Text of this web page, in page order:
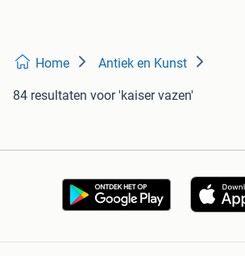
Home Antiek en Kunst
84 resultaten voor 'kaiser vazen'